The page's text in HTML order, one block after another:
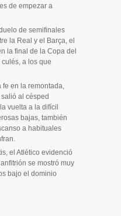
de empezar a
de semifinales
la Real y el Barça, el
la final de la Copa del
a los que
fe en la remontada,
al césped
vuelta a la difícil
bajas, también
a habituales
el Atlético evidenció
se mostró muy
bajo el dominio